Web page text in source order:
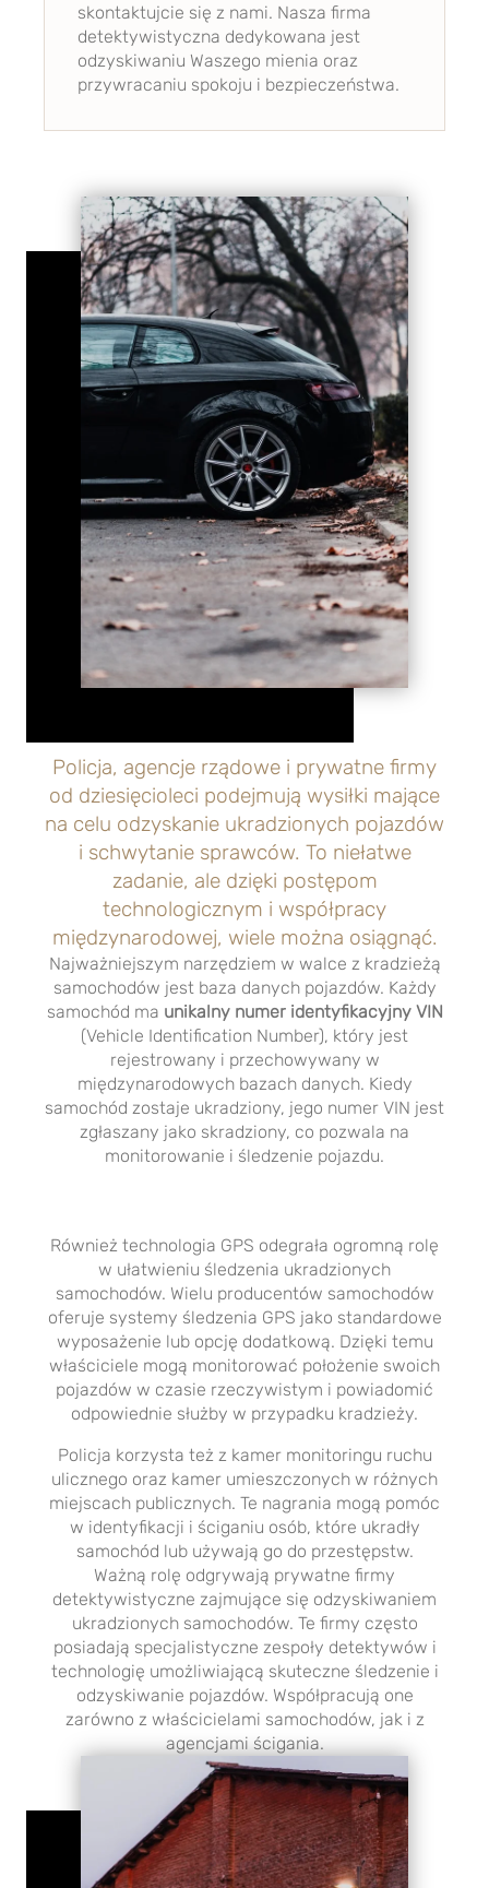
skontaktujcie się z nami. Nasza firma
detektywistyczna dedykowana jest
odzyskiwaniu Waszego mienia oraz
przywracaniu spokoju i bezpieczeństwa.
Policja, agencje rządowe i prywatne firmy
od dziesięcioleci podejmują wysiłki mające
na celu odzyskanie ukradzionych pojazdów
i schwytanie sprawców. To niełatwe
zadanie, ale dzięki postępom
technologicznym i współpracy
międzynarodowej, wiele można osiągnąć.
Najważniejszym narzędziem w walce z kradzieżą
samochodów jest baza danych pojazdów. Każdy
samochód ma unikalny numer identyfikacyjny VIN
(Vehicle Identification Number), który jest
rejestrowany i przechowywany w
międzynarodowych bazach danych. Kiedy
samochód zostaje ukradziony, jego numer VIN jest
zgłaszany jako skradziony, co pozwala na
monitorowanie i śledzenie pojazdu.
Również technologia GPS odegrała ogromną rolę
w ułatwieniu śledzenia ukradzionych
samochodów. Wielu producentów samochodów
oferuje systemy śledzenia GPS jako standardowe
wyposażenie lub opcję dodatkową. Dzięki temu
właściciele mogą monitorować położenie swoich
pojazdów w czasie rzeczywistym i powiadomić
odpowiednie służby w przypadku kradzieży.
Policja korzysta też z kamer monitoringu ruchu
ulicznego oraz kamer umieszczonych w różnych
miejscach publicznych. Te nagrania mogą pomóc
w identyfikacji i ściganiu osób, które ukradły
samochód lub używają go do przestępstw.
Ważną rolę odgrywają prywatne firmy
detektywistyczne zajmujące się odzyskiwaniem
ukradzionych samochodów. Te firmy często
posiadają specjalistyczne zespoły detektywów i
technologię umożliwiającą skuteczne śledzenie i
odzyskiwanie pojazdów. Współpracują one
zarówno z właścicielami samochodów, jak i z
agencjami ścigania.